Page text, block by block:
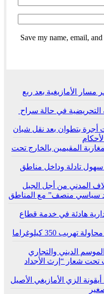
Save my name, email,
الأمازيغية بعد ربع
التحريضية في حالة سراح
بتطوان بعد نقل شبان
المقيمين بالخارج تحت
تادلة وداخل مناطق
2026.. الائتلاف المدني من أجل الجبل
سياسي منصف” مع المناطق
هادئة في خدمة قطاع
ميناء طنجة المتوسط: إحباط محاولة تهريب 350 كيلوغراما
الديني والتجاري
تحت شعار “إرث الأجداد
الزي الأمازيغي الأصيل